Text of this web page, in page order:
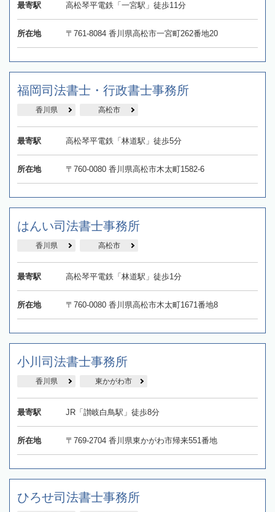
最寄駅 高松琴平電鉄「一宮駅」徒歩11分
所在地 〒761-8084 香川県高松市一宮町262番地20
福岡司法書士・行政書士事務所
香川県 高松市
最寄駅 高松琴平電鉄「林道駅」徒歩5分
所在地 〒760-0080 香川県高松市木太町1582-6
はんい司法書士事務所
香川県 高松市
最寄駅 高松琴平電鉄「林道駅」徒歩1分
所在地 〒760-0080 香川県高松市木太町1671番地8
小川司法書士事務所
香川県 東かがわ市
最寄駅 JR「讃岐白鳥駅」徒歩8分
所在地 〒769-2704 香川県東かがわ市帰来551番地
ひろせ司法書士事務所